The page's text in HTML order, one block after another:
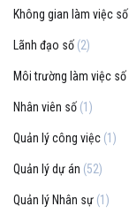
Không gian làm việc số
Lãnh đạo số (2)
Môi trường làm việc số
Nhân viên số (1)
Quản lý công việc (1)
Quản lý dự án (52)
Quản lý Nhân sự (1)